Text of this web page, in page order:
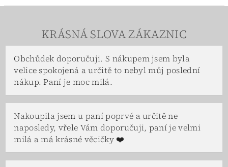
KRÁSNÁ SLOVA ZÁKAZNIC
Obchůdek doporučuji. S nákupem jsem byla
velice spokojená a určitě to nebyl můj poslední
nákup. Paní je moc milá.
Nakoupila jsem u paní poprvé a určitě ne
naposledy, vřele Vám doporučuji, paní je velmi
milá a má krásné věcičky ❤️